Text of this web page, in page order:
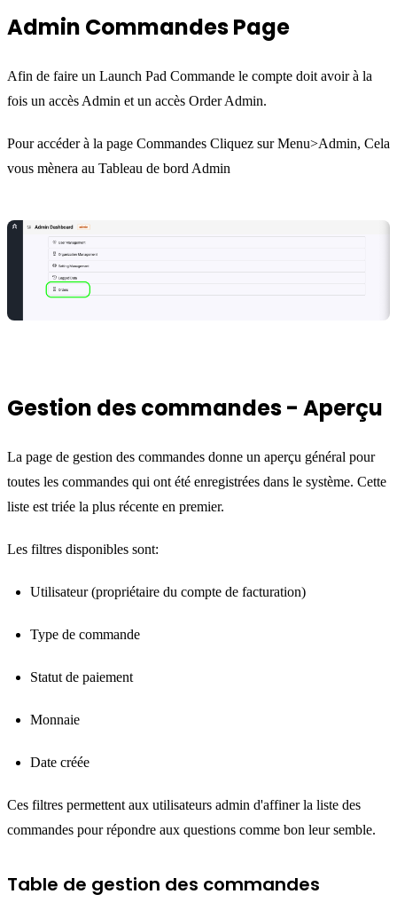
Admin Commandes Page
Afin de faire un Launch Pad Commande le compte doit avoir à la
fois un accès Admin et un accès Order Admin.
Pour accéder à la page Commandes Cliquez sur Menu>Admin, Cela
vous mènera au Tableau de bord Admin
Gestion des commandes - Aperçu
La page de gestion des commandes donne un aperçu général pour
toutes les commandes qui ont été enregistrées dans le système. Cette
liste est triée la plus récente en premier.
Les filtres disponibles sont:
Utilisateur (propriétaire du compte de facturation)
Type de commande
Statut de paiement
Monnaie
Date créée
Ces filtres permettent aux utilisateurs admin d'affiner la liste des
commandes pour répondre aux questions comme bon leur semble.
Table de gestion des commandes